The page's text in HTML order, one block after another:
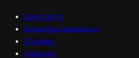
Δυνατότητες
Εργαστήριο αποφάσεων
Τεκμήρια
Αναλύσεις